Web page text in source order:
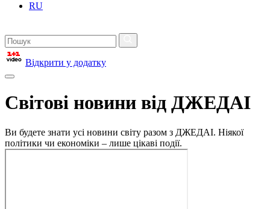
RU
Відкрити у додатку
Світові новини від ДЖЕДАІ
Ви будете знати усі новини світу разом з ДЖЕДАІ. Ніякої
політики чи економіки – лише цікаві події.